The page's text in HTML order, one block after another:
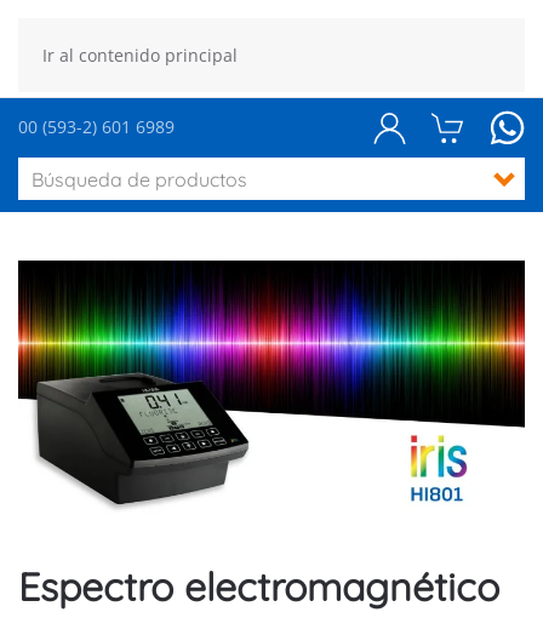
Ir al contenido principal
00 (593-2) 601 6989
Espectro electromagnético